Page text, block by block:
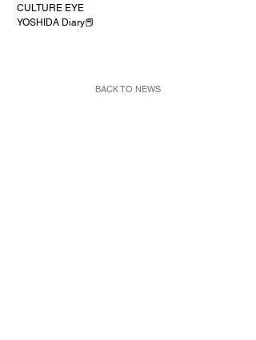
CULTURE EYE
YOSHIDA Diary📕
BACK TO NEWS